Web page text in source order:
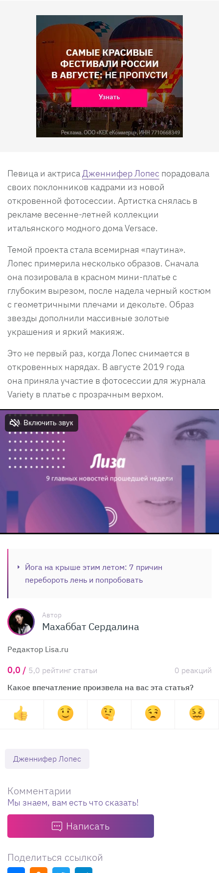
Певица и актрисаДженнифер Лопес порадовала
своих поклонников кадрами из новой
откровенной фотосессии. Артистка снялась в
рекламе весенне-летней коллекции
итальянского модного дома Versace.
Темой проекта стала всемирная «паутина».
Лопес примерила несколько образов. Сначала
она позировала в красном мини-платье с
глубоким вырезом, после надела черный костюм
с геометричными плечами и декольте. Образ
звезды дополнили массивные золотые
украшения и яркий макияж.
Это не первый раз, когда Лопес снимается в
откровенных нарядах. В августе 2019 года
она приняла участие в фотосессии для журнала
Variety в платье с прозрачным верхом.
Йога на крыше этим летом: 7 причин
перебороть лень и попробовать
Автор
Махаббат Сердалина
Редактор Lisa.ru
0,0 / 5,0 рейтинг статьи
0 реакций
Какое впечатление произвела на вас эта статья?
Дженнифер Лопес
Комментарии
Мы знаем, вам есть что сказать!
Написать
Поделиться ссылкой